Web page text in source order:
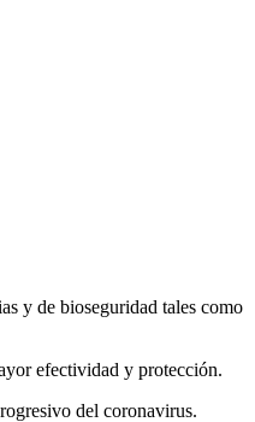
y de bioseguridad tales como
efectividad y protección.
del coronavirus.